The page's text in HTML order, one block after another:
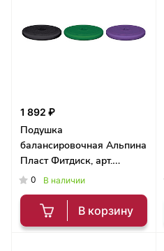
1 892 ₽
Подушка
балансировочная Альпина
Пласт Фитдиск, арт.
403283, фиолетовый
0 В наличии
В корзину